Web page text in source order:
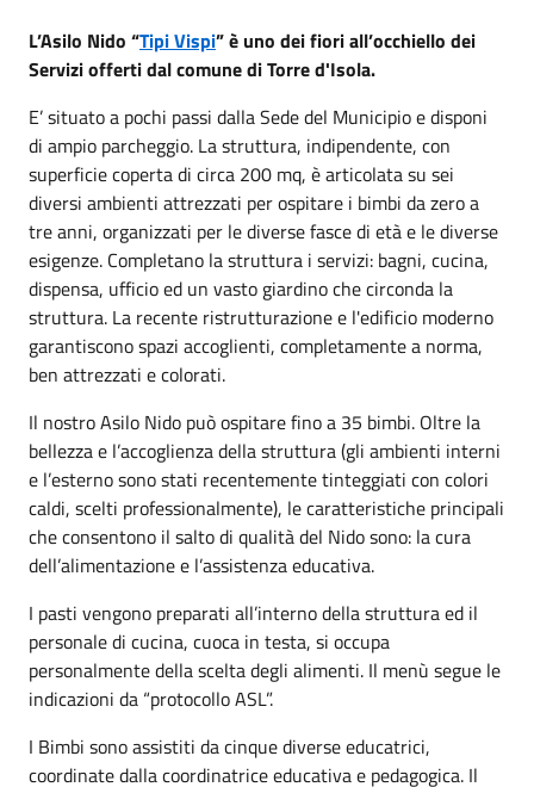
L’Asilo Nido “Tipi Vispi” è uno dei fiori all’occhiello dei
Servizi offerti dal comune di Torre d'Isola.
E’ situato a pochi passi dalla Sede del Municipio e disponi
di ampio parcheggio. La struttura, indipendente, con
superficie coperta di circa 200 mq, è articolata su sei
diversi ambienti attrezzati per ospitare i bimbi da zero a
tre anni, organizzati per le diverse fasce di età e le diverse
esigenze. Completano la struttura i servizi: bagni, cucina,
dispensa, ufficio ed un vasto giardino che circonda la
struttura. La recente ristrutturazione e l'edificio moderno
garantiscono spazi accoglienti, completamente a norma,
ben attrezzati e colorati.
Il nostro Asilo Nido può ospitare fino a 35 bimbi. Oltre la
bellezza e l’accoglienza della struttura (gli ambienti interni
e l’esterno sono stati recentemente tinteggiati con colori
caldi, scelti professionalmente), le caratteristiche principali
che consentono il salto di qualità del Nido sono: la cura
dell’alimentazione e l’assistenza educativa.
I pasti vengono preparati all’interno della struttura ed il
personale di cucina, cuoca in testa, si occupa
personalmente della scelta degli alimenti. Il menù segue le
indicazioni da “protocollo ASL”.
I Bimbi sono assistiti da cinque diverse educatrici,
coordinate dalla coordinatrice educativa e pedagogica. Il